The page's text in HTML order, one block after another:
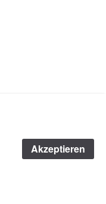
Akzeptieren